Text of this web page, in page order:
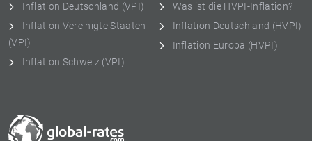
Inflation Deutschland (VPI)
Inflation Vereinigte Staaten
(VPI)
Inflation Schweiz (VPI)
Was ist die HVPI-Inflation?
Inflation Deutschland (HVPI)
Inflation Europa (HVPI)